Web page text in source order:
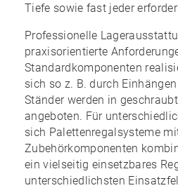
Tiefe sowie fast jeder
Professionelle
praxisorientierte
Standardkomponenten
sich so z. B. durch
Ständer werden in
angeboten. Für
sich Palettenregalsysteme
Zubehörkomponenten
einvielseitig einsetzbares
unterschiedlichsten